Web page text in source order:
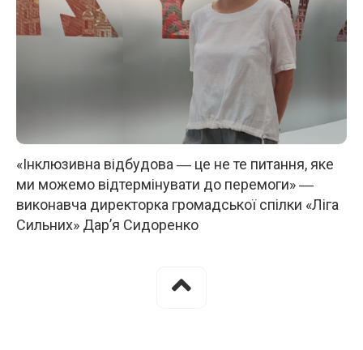
«Інклюзивна відбудова ― це не те питання, яке
ми можемо відтермінувати до перемоги» ―
виконавча директорка громадської спілки «Ліга
Сильних» Дар’я Сидоренко